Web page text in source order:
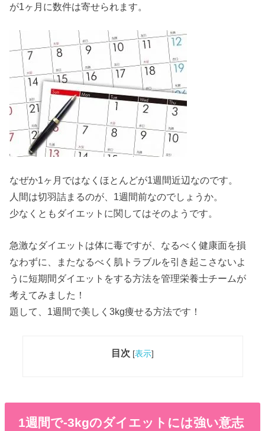
が1ヶ月に数件は寄せられます。
なぜか1ヶ月ではなくほとんどが1週間近辺なのです。
人間は切羽詰まるのが、1週間前なのでしょうか。
少なくともダイエットに関してはそのようです。
急激なダイエットは体に毒ですが、なるべく健康面を損
なわずに、またなるべく肌トラブルを引き起こさないよ
うに短期間ダイエットをする方法を管理栄養士チームが
考えてみました！
題して、1週間で美しく3kg痩せる方法です！
目次 [表示]
1週間で-3kgのダイエットには強い意志